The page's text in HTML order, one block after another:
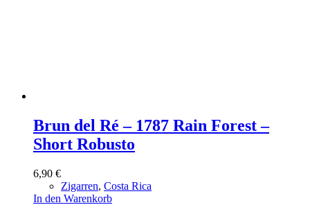
Brun del Ré – 1787 Rain Forest –
Short Robusto
6,90 €
Zigarren, Costa Rica
In den Warenkorb